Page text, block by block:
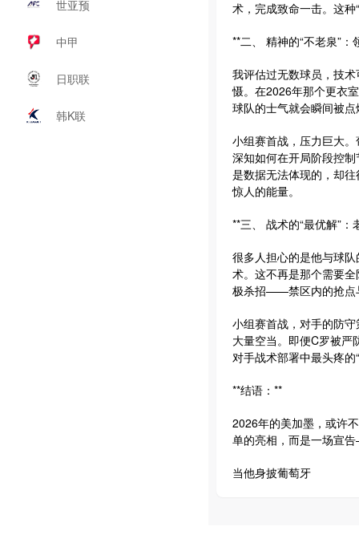
世亚预
中甲
日职联
韩K联
术，完成致命一击。这
**二、 精神的“不老泉”：
我评估过无数球员，技
慑。在2026年那个更衣
球队的士气就会瞬间被点
小组赛首战，压力巨大
深知如何在开局阶段控
是数据无法体现的，却
惊人的能量。
**三、 战术的“最优解”
很多人担心的是他与球
术。这不再是那个需要
极杀招——禁区内的抢点
小组赛首战，对手的防
大量空当。即便C罗被严
对手战术部署中最头疼的
**结语：**
2026年的美加墨，或许
单的亮相，而是一场宣
当他身披葡萄牙